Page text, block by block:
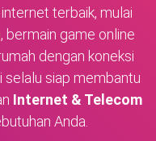
terbaik, mulai
bermain game online
dengan koneksi
selalu siap membantu
Internet & Telecom
Anda.